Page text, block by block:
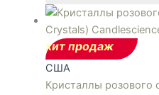
хит продаж
США
Кристаллы розового